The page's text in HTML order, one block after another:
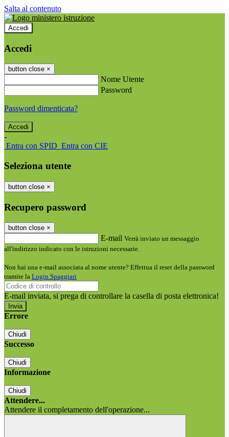
Salta al contenuto
Accedi
Accedi
button close ×
Nome Utente
Password
Password dimenticata?
-
Entra con SPID Entra con CIE
Seleziona utente
button close ×
Recupero password
button close ×
E-mail Verrà inviato un messaggio
all'indirizzo indicato con le istruzioni necessarie.
Non hai una e-mail associata al nome utente? Effettua il reset della password
tramite la Login Spaggiari
E-mail inviata, si prega di controllare la casella di posta elettronica!
Errore
Chiudi
Successo
Chiudi
Informazione
Chiudi
Attendere...
Attendere il completamento dell'operazione...